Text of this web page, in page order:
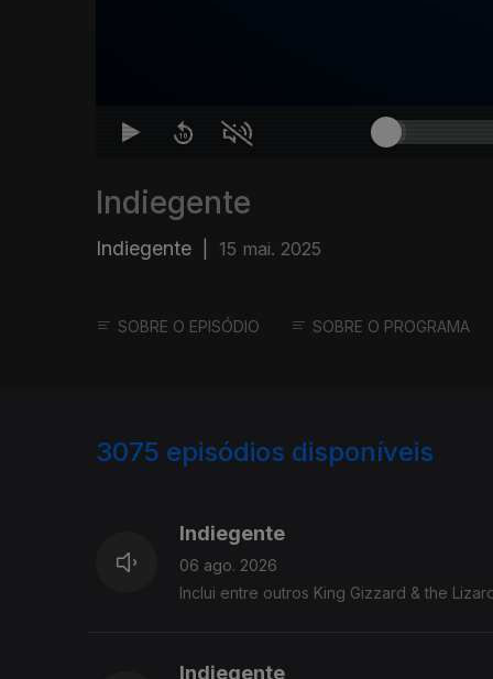
Indiegente
Indiegente 15 mai. 2025
SOBRE O EPISÓDIO SOBRE O PROGRAMA
3075 episódios disponíveis
Indiegente
06 ago. 2026
Inclui entre outros King Gizzard & the
Indiegente